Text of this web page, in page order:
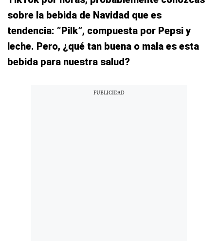
sobre la bebida de Navidad que es
tendencia: “Pilk”, compuesta por Pepsi y
leche. Pero, ¿qué tan buena o mala es esta
bebida para nuestra salud?